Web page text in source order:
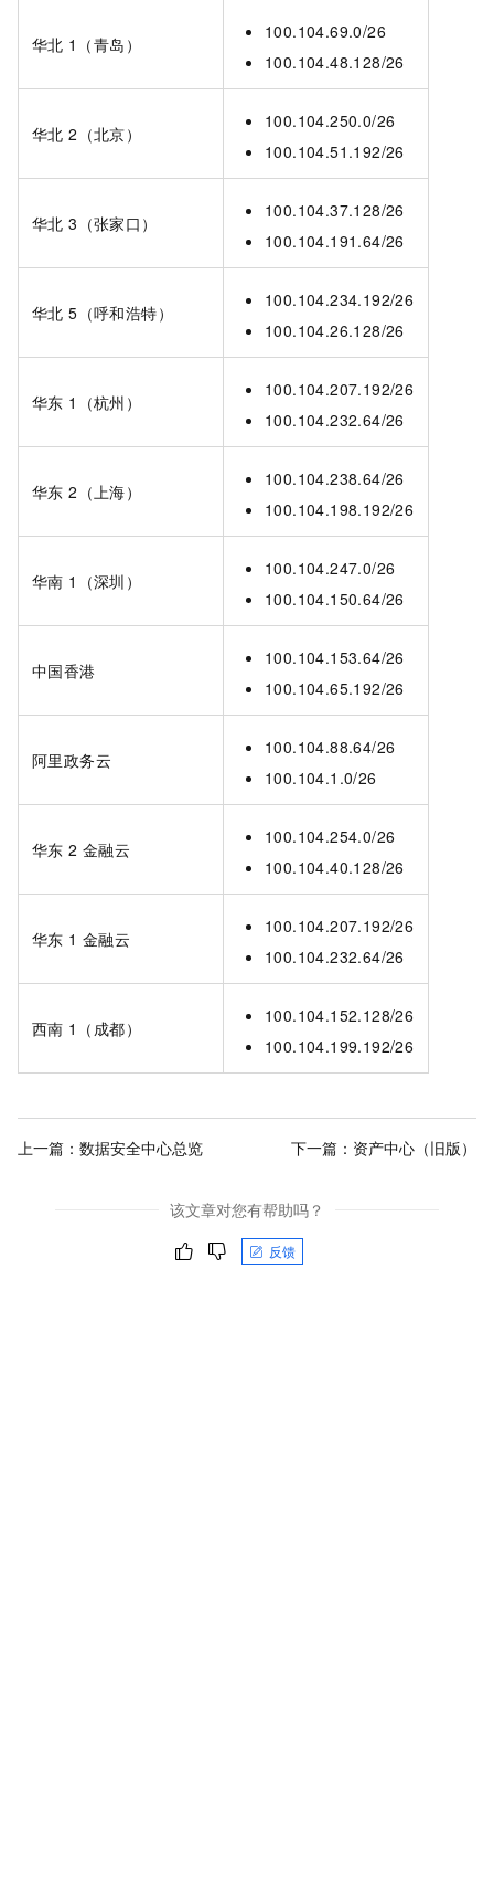
华北 1（青岛）
100.104.69.0/26
100.104.48.128/26
华北 2（北京）
100.104.250.0/26
100.104.51.192/26
华北 3（张家口）
100.104.37.128/26
100.104.191.64/26
华北 5（呼和浩特）
100.104.234.192/26
100.104.26.128/26
华东 1（杭州）
100.104.207.192/26
100.104.232.64/26
华东 2（上海）
100.104.238.64/26
100.104.198.192/26
华南 1（深圳）
100.104.247.0/26
100.104.150.64/26
中国香港
100.104.153.64/26
100.104.65.192/26
阿里政务云
100.104.88.64/26
100.104.1.0/26
华东 2 金融云
100.104.254.0/26
100.104.40.128/26
华东 1 金融云
100.104.207.192/26
100.104.232.64/26
西南 1（成都）
100.104.152.128/26
100.104.199.192/26
上一篇： 数据安全中心总览 下一篇： 资产中心（旧版）
该文章对您有帮助吗？
反馈